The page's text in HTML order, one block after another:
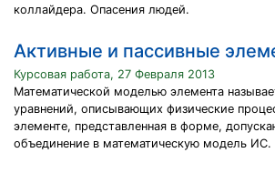
коллайдера. Опасения людей.
Активные и пассивные
Курсовая работа, 27 Февраля 2013
Математической моделью элемента
уравнений, описывающих физические
элементе, представленная в форме,
объединение в математическую модель ИС.